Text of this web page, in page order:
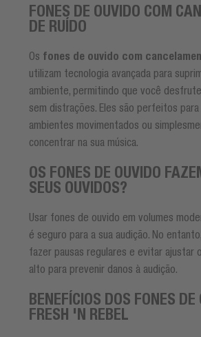
FONES DE OUVIDO COM
DE RUÍDO
Os fones de ouvido com
utilizam tecnologia avançada para
ambiente, permitindo que você
sem distrações. Eles são perfeitos para
ambientes movimentados ou
concentrar na sua música.
OS FONES DE OUVIDO
SEUS OUVIDOS?
Usar fones de ouvido em volumes
é seguro para a sua audição. No
fazer pausas regulares e evitar ajustar
alto para prevenir danos à audição.
BENEFÍCIOS DOS FONES DE
FRESH 'N REBEL